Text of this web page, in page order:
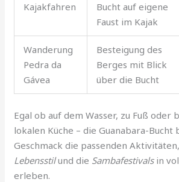
Kajakfahren
Bucht auf eigene
Faust im Kajak
Wanderung
Pedra da
Gávea
Besteigung des
Berges mit Blick
über die Bucht
Egal ob auf dem Wasser, zu Fuß oder
lokalen Küche – die Guanabara-
Geschmack die passenden
Lebensstilund die Sambafestivalsin
erleben.